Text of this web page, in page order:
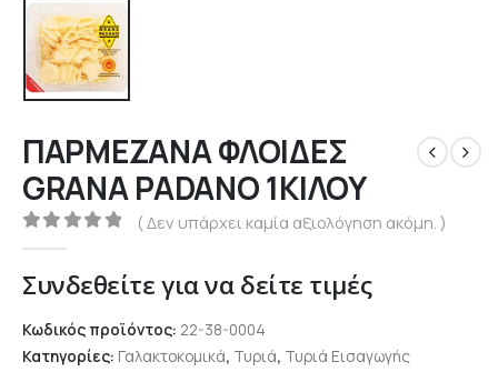
ΠΑΡΜΕΖΑΝΑ ΦΛΟΙΔΕΣ
GRANA PADANO 1ΚΙΛΟΥ
0out of 5
( Δεν υπάρχει καμία αξιολόγηση ακόμη. )
Συνδεθείτε για να δείτε τιμές
Κωδικός προϊόντος: 22-38-0004
Κατηγορίες: Γαλακτοκομικά, Τυριά, Τυριά Εισαγωγής